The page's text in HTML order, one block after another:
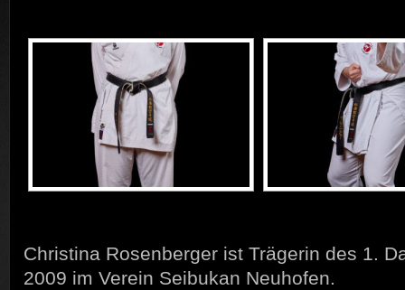
Christina Rosenberger ist Trägerin des 1.
2009 im Verein Seibukan Neuhofen.